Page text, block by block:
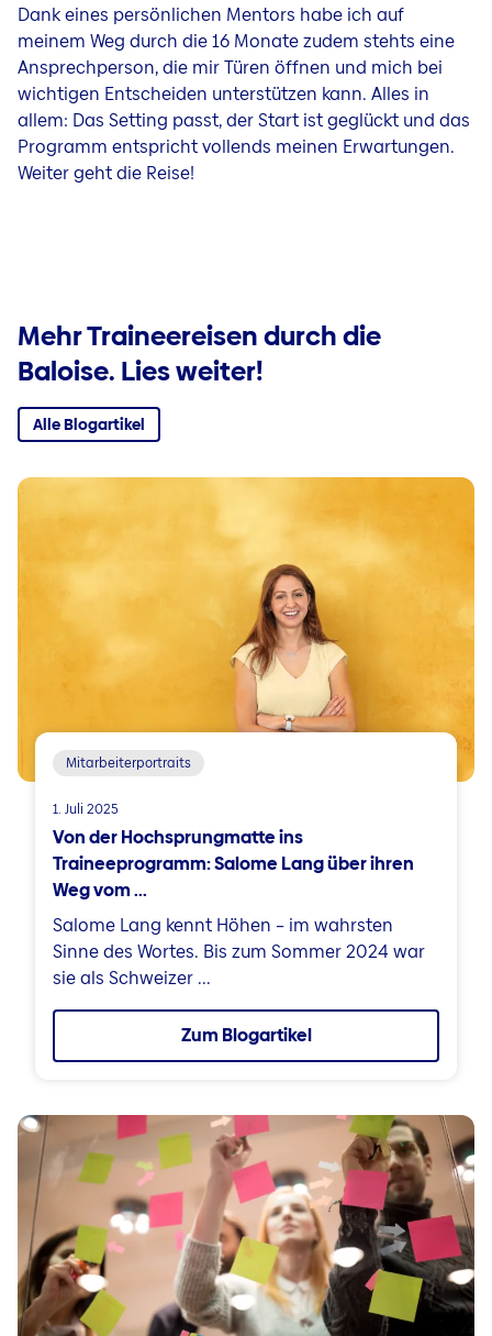
Dank eines persönlichen Mentors habe ich auf
meinem Weg durch die 16 Monate zudem stehts eine
Ansprechperson, die mir Türen öffnen und mich bei
wichtigen Entscheiden unterstützen kann. Alles in
allem: Das Setting passt, der Start ist geglückt und das
Programm entspricht vollends meinen Erwartungen.
Weiter geht die Reise!
Mehr Traineereisen durch die
Baloise. Lies weiter!
Alle Blogartikel
Mitarbeiterportraits
1. Juli 2025
Von der Hochsprungmatte ins
Traineeprogramm: Salome Lang über ihren
Weg vom ...
Salome Lang kennt Höhen – im wahrsten
Sinne des Wortes. Bis zum Sommer 2024 war
sie als Schweizer ...
Zum Blogartikel